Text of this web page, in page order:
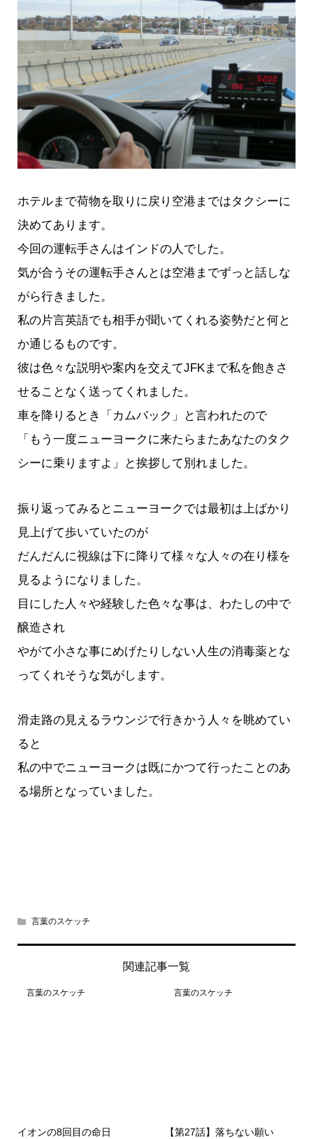
ホテルまで荷物を取りに戻り空港まではタクシーに
決めてあります。
今回の運転手さんはインドの人でした。
気が合うその運転手さんとは空港までずっと話しな
がら行きました。
私の片言英語でも相手が聞いてくれる姿勢だと何と
か通じるものです。
彼は色々な説明や案内を交えてJFKまで私を飽きさ
せることなく送ってくれました。
車を降りるとき「カムバック」と言われたので
「もう一度ニューヨークに来たらまたあなたのタク
シーに乗りますよ」と挨拶して別れました。
振り返ってみるとニューヨークでは最初は上ばかり
見上げて歩いていたのが
だんだんに視線は下に降りて様々な人々の在り様を
見るようになりました。
目にした人々や経験した色々な事は、わたしの中で
醸造され
やがて小さな事にめげたりしない人生の消毒薬とな
ってくれそうな気がします。
滑走路の見えるラウンジで行きかう人々を眺めてい
ると
私の中でニューヨークは既にかつて行ったことのあ
る場所となっていました。
言葉のスケッチ
関連記事一覧
言葉のスケッチ
イオンの8回目の命日
言葉のスケッチ
【第27話】落ちない願い